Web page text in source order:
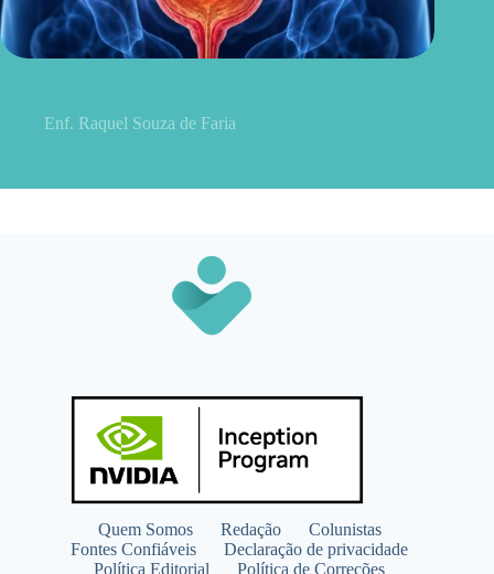
Enf. Raquel Souza de Faria
Quem Somos Redação
Colunistas
Fontes Confiáveis
Declaração de privacidade
Política Editorial
Política de Correções